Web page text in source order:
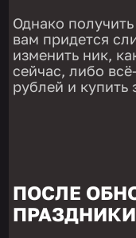
Однако
вам придется
изменить ник,
сейчас, либо
рублей и купить
ПОСЛЕ
ПРАЗДНИКИ